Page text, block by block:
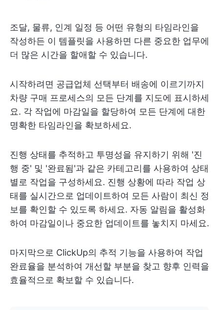
조달, 물류, 인계 일정 등 어떤 유형의 타임라인을
작성하든 이 템플릿을 사용하면 다른 중요한 업무에
더 많은 시간을 할애할 수 있습니다.
시작하려면 공급업체 선택부터 배송에 이르기까지
차량 구매 프로세스의 모든 단계를 지도에 표시하세
요. 각 작업에 마감일을 할당하여 모든 단계에 대한
명확한 타임라인을 확보하세요.
진행 상태를 추적하고 투명성을 유지하기 위해 '진
행 중' 및 '완료됨'과 같은 카테고리를 사용하여 상태
별로 작업을 구성하세요. 진행 상황에 따라 작업 상
태를 실시간으로 업데이트하여 모든 사람이 최신 정
보를 확인할 수 있도록 하세요. 자동 알림을 활성화
하여 마감일이나 중요한 업데이트를 놓치지 마세요.
마지막으로 ClickUp의 추적 기능을 사용하여 작업
완료율을 분석하여 개선할 부분을 찾고 향후 인력을
효율적으로 확보할 수 있습니다.